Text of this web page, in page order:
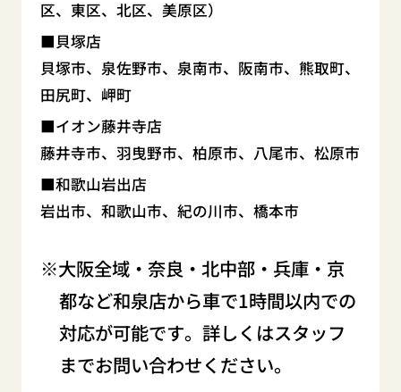
区、東区、北区、美原区）
貝塚店
貝塚市、泉佐野市、泉南市、阪南市、熊取町、
田尻町、岬町
イオン藤井寺店
藤井寺市、羽曳野市、柏原市、八尾市、松原市
和歌山岩出店
岩出市、和歌山市、紀の川市、橋本市
大阪全域・奈良・北中部・兵庫・京
都など和泉店から車で1時間以内での
対応が可能です。詳しくはスタッフ
までお問い合わせください。